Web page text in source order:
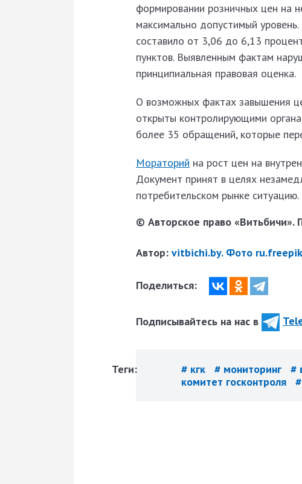
формировании розничных цен на
максимально допустимый
составило от 3,06 до 6,13
пунктов. Выявленным фактам
принципиальная правовая оценка.
О возможных фактах завышения
открыты контролирующими
более 35 обращений, которые
Мораторий на рост цен на
Документ принят в целях
потребительском рынке ситуацию.
© Авторское право «Витьбичи».
Автор: vitbichi.by. Фото
Поделиться:
Подписывайтесь на нас в
Теги: # кгк # мониторинг #
комитет госконтроля